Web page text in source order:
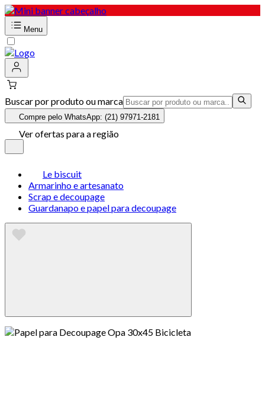
Menu
Buscar por produto ou marca
Compre pelo WhatsApp: (21) 97971-2181
Ver ofertas para a região
Le biscuit
Armarinho e artesanato
Scrap e decoupage
Guardanapo e papel para decoupage